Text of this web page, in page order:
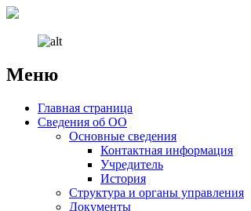
Меню
НаверхГлавная страница
Сведения об ОО
Основные сведения
Контактная информация
Учредитель
История
Структура и органы управления
Документы